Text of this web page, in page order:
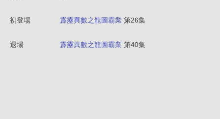
初登場 霹靂異數之龍圖霸業 第26集
退場 霹靂異數之龍圖霸業 第40集